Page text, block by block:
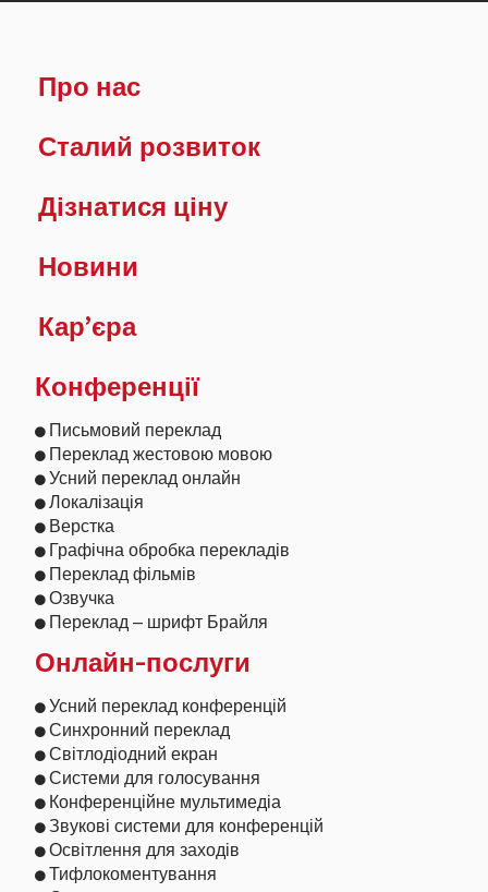
Про нас
Сталий розвиток
Дізнатися ціну
Новини
Кар’єра
Конференції
Письмовий переклад
Переклад жестовою мовою
Усний переклад онлайн
Локалізація
Верстка
Графічна обробка перекладів
Переклад фільмів
Озвучка
Переклад – шрифт Брайля
Онлайн-послуги
Усний переклад конференцій
Синхронний переклад
Світлодіодний екран
Системи для голосування
Конференційне мультимедіа
Звукові системи для конференцій
Освітлення для заходів
Тифлокоментування